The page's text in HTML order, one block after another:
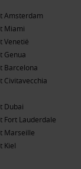
diverse
zwembaden,
van het
en
Amsterdam
Miami
Venetië
Genua
Barcelona
Civitavecchia
Dubai
Fort Lauderdale
Marseille
Kiel